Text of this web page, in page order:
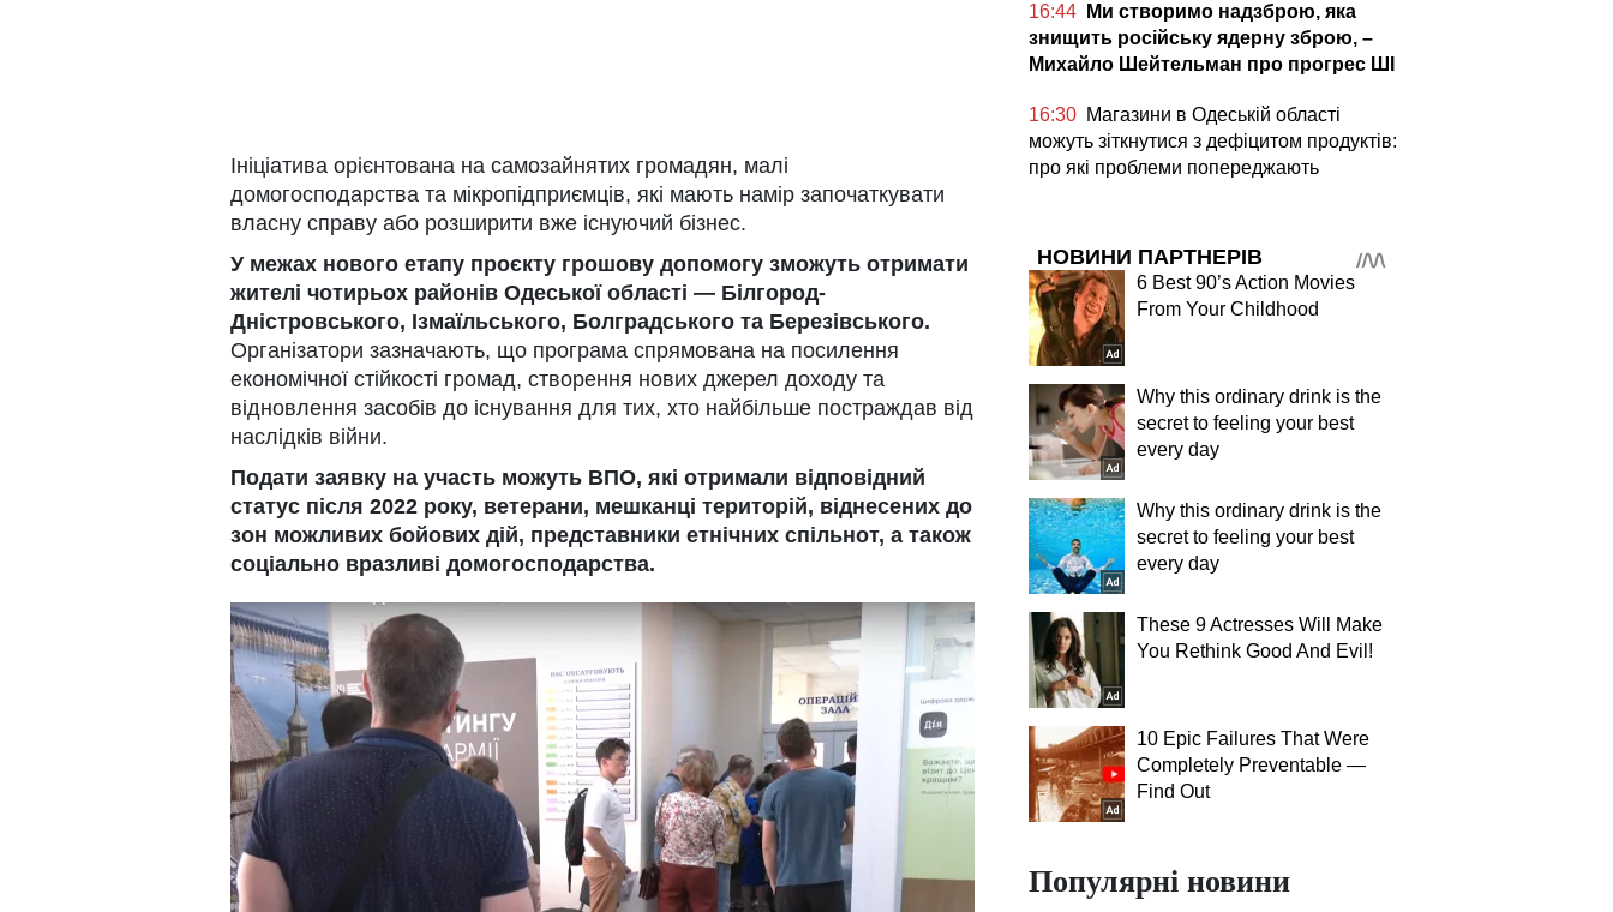
Ініціатива орієнтована на самозайнятих громадян, малі
домогосподарства та мікропідприємців, які мають намір започаткувати
власну справу або розширити вже існуючий бізнес.
У межах нового етапу проєкту грошову допомогу зможуть отримати
жителі чотирьох районів Одеської області — Білгород-
Дністровського, Ізмаїльського, Болградського та Березівського.
Організатори зазначають, що програма спрямована на посилення
економічної стійкості громад, створення нових джерел доходу та
відновлення засобів до існування для тих, хто найбільше постраждав від
наслідків війни.
Подати заявку на участь можуть ВПО, які отримали відповідний
статус після 2022 року, ветерани, мешканці територій, віднесених до
зон можливих бойових дій, представники етнічних спільнот, а також
соціально вразливі домогосподарства.
16:44
Ми створимо надзброю, яка
знищить російську ядерну зброю, –
Михайло Шейтельман про прогрес ШІ
16:30 Магазини в Одеській області
можуть зіткнутися з дефіцитом продуктів:
про які проблеми попереджають
НОВИНИ ПАРТНЕРІВ
6 Best 90’s Action Movies
From Your Childhood
Why this ordinary drink is the
secret to feeling your best
every day
Why this ordinary drink is the
secret to feeling your best
every day
These 9 Actresses Will Make
You Rethink Good And Evil!
10 Epic Failures That Were
Completely Preventable —
Find Out
Популярні новини